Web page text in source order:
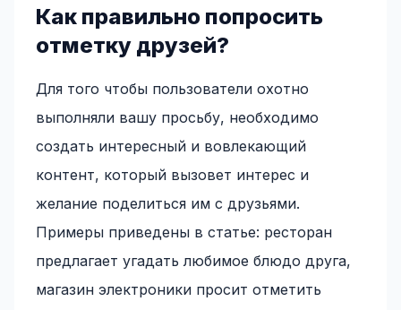
Как правильно попросить
отметку друзей?
Для того чтобы пользователи охотно
выполняли вашу просьбу, необходимо
создать интересный и вовлекающий
контент, который вызовет интерес и
желание поделиться им с друзьями.
Примеры приведены в статье: ресторан
предлагает угадать любимое блюдо друга,
магазин электроники просит отметить